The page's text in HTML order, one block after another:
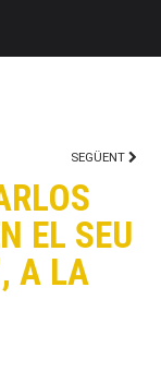
SEGÜENT
EL SEU
A LA